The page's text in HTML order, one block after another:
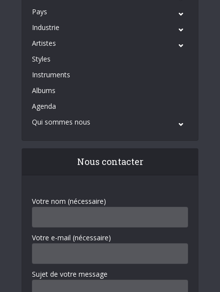
Pays
Industrie
Artistes
Styles
Instruments
Albums
Agenda
Qui sommes nous
Nous contacter
Votre nom (nécessaire)
Votre e-mail (nécessaire)
Sujet de votre message